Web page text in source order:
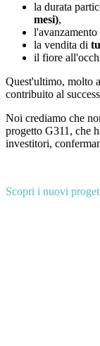
la durata
mesi),
la vendita di
il fiore
Quest'ultimo, molto
contribuito al
Noi crediamo che
progetto G311, che
investitori,
Scopri i nuovi